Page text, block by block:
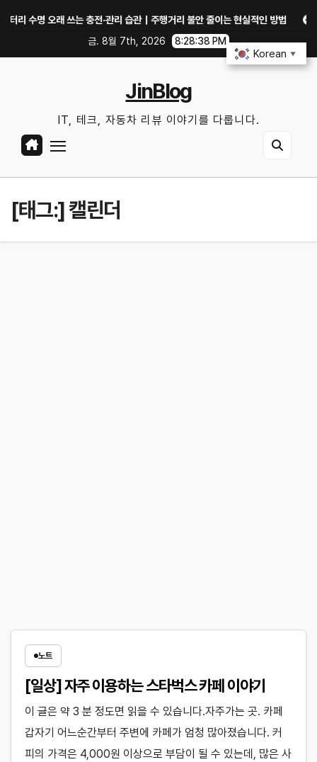
명 오래 쓰는 충전·관리 습관｜주행거리 불안 줄이는 현실적인 방법
iOS
금. 8월 7th, 2026
8:28:39 PM
JinBlog
IT, 테크, 자동차 리뷰 이야기를 다룹니다.
[태그:]캘린더
노트
[일상] 자주 이용하는 스타벅스 카페 이야기
이 글은 약 3 분 정도면 읽을 수 있습니다.자주가는 곳. 카페
갑자기 어느순간부터 주변에 카페가 엄청 많아졌습니다. 커
피의 가격은 4,000원 이상으로 부담이 될 수 있는데, 많은 사
Korean ▼